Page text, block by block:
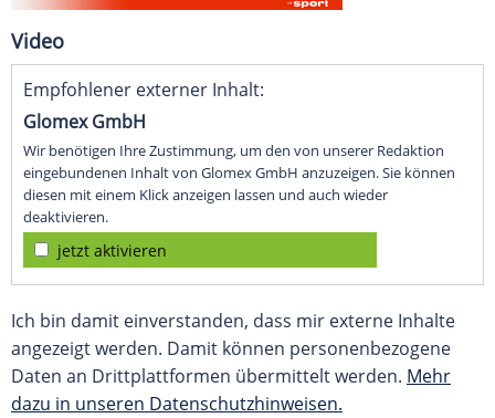
Video
Empfohlener externer Inhalt:
Glomex GmbH
Wir benötigen Ihre Zustimmung, um den von unserer Redaktion
eingebundenen Inhalt von Glomex GmbH anzuzeigen. Sie können
diesen mit einem Klick anzeigen lassen und auch wieder
deaktivieren.
jetzt aktivieren
Ich bin damit einverstanden, dass mir externe Inhalte
angezeigt werden. Damit können personenbezogene
Daten an Drittplattformen übermittelt werden. Mehr
dazu in unseren Datenschutzhinweisen.